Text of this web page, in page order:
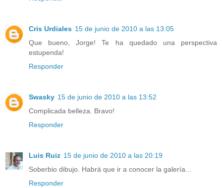
Cris Urdiales 15 de junio de 2010 a las 13:05
Que bueno, Jorge! Te ha quedado una perspectiva
estupenda!
Responder
Swasky 15 de junio de 2010 a las 13:52
Complicada belleza. Bravo!
Responder
Luis Ruiz 15 de junio de 2010 a las 20:19
Soberbio dibujo. Habrá que ir a conocer la galería...
Responder